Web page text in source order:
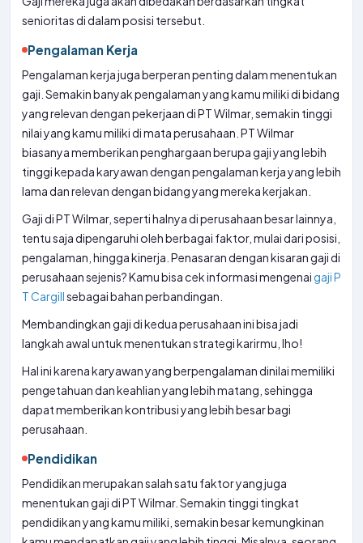
senioritas di dalam posisi tersebut.
Pengalaman Kerja
Pengalaman kerja juga berperan penting dalam menentukan
gaji. Semakin banyak pengalaman yang kamu miliki di bidang
yang relevan dengan pekerjaan di PT Wilmar, semakin tinggi
nilai yang kamu miliki di mata perusahaan. PT Wilmar
biasanya memberikan penghargaan berupa gaji yang lebih
tinggi kepada karyawan dengan pengalaman kerja yang lebih
lama dan relevan dengan bidang yang mereka kerjakan.
Gaji di PT Wilmar, seperti halnya di perusahaan besar lainnya,
tentu saja dipengaruhi oleh berbagai faktor, mulai dari posisi,
pengalaman, hingga kinerja. Penasaran dengan kisaran gaji di
perusahaan sejenis? Kamu bisa cek informasi mengenai gaji P
T Cargillsebagai bahan perbandingan.
Membandingkan gaji di kedua perusahaan ini bisa jadi
langkah awal untuk menentukan strategi karirmu, lho!
Hal ini karena karyawan yang berpengalaman dinilai memiliki
pengetahuan dan keahlian yang lebih matang, sehingga
dapat memberikan kontribusi yang lebih besar bagi
perusahaan.
Pendidikan
Pendidikan merupakan salah satu faktor yang juga
menentukan gaji di PT Wilmar. Semakin tinggi tingkat
pendidikan yang kamu miliki, semakin besar kemungkinan